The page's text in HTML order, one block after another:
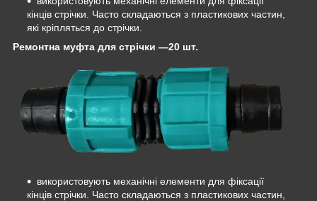
кінців стрічки. Часто складаються з пластикових частин,
які кріпляться до стрічки.
Ремонтна муфта для стрічки —20 шт.
використовують механічні елементи для фіксації
кінців стрічки. Часто складаються з пластикових частин,